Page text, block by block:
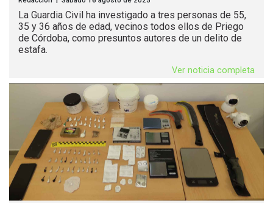
La Guardia Civil ha investigado a tres personas de 55,
35 y 36 años de edad, vecinos todos ellos de Priego
de Córdoba, como presuntos autores de un delito de
estafa.
Ver noticia completa